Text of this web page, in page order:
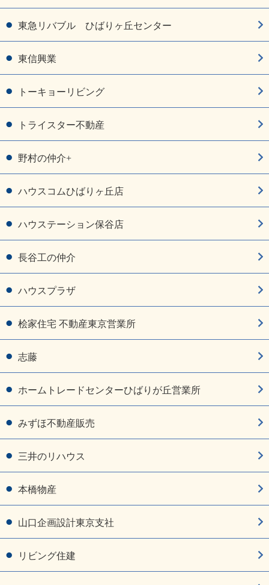
東急リバブル ひばりヶ丘センター
東信興業
トーキョーリビング
トライスター不動産
野村の仲介+
ハウスコムひばりヶ丘店
ハウステーション保谷店
長谷工の仲介
ハウスプラザ
桧家住宅 不動産東京営業所
志藤
ホームトレードセンターひばりが丘営業所
みずほ不動産販売
三井のリハウス
本橋物産
山口企画設計東京支社
リビング住建